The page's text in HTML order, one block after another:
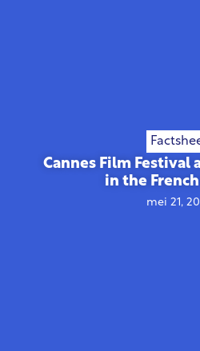
Cannes Film Festival
in the
mei 21,